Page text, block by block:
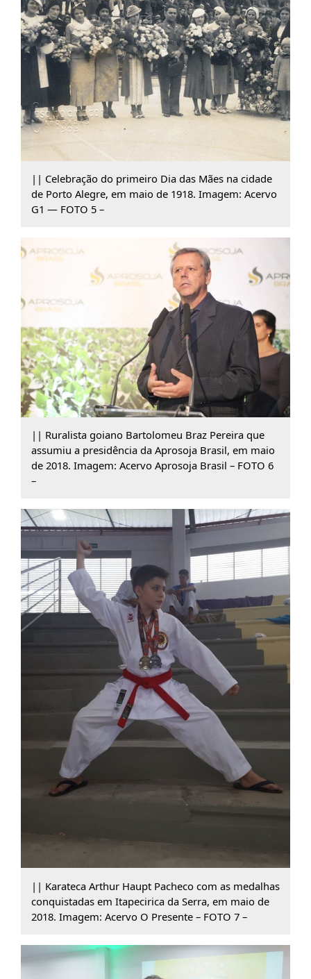
|| Celebração do primeiro Dia das Mães na cidade
de Porto Alegre, em maio de 1918. Imagem: Acervo
G1 — FOTO 5 –
|| Ruralista goiano Bartolomeu Braz Pereira que
assumiu a presidência da Aprosoja Brasil, em maio
de 2018. Imagem: Acervo Aprosoja Brasil – FOTO 6
–
|| Karateca Arthur Haupt Pacheco com as medalhas
conquistadas em Itapecirica da Serra, em maio de
2018. Imagem: Acervo O Presente – FOTO 7 –